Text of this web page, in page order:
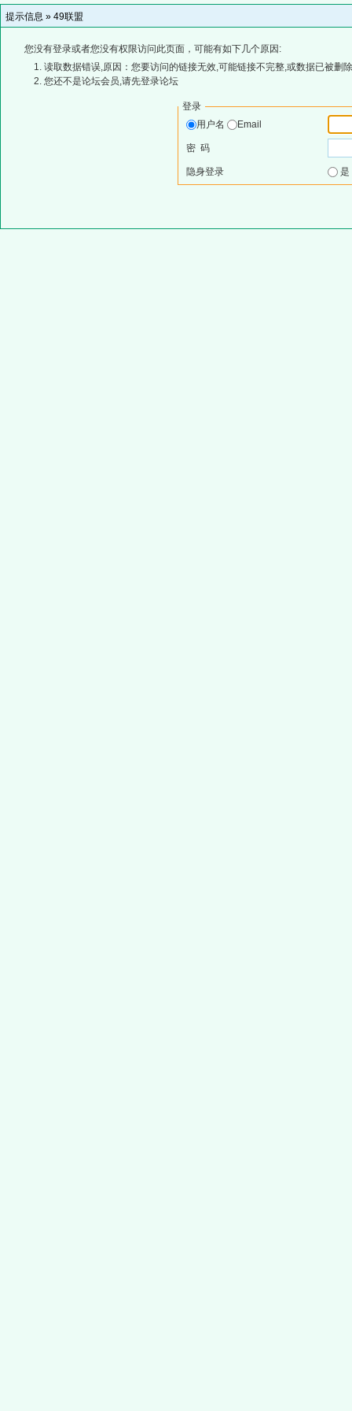
提示信息 » 49联盟
您没有登录或者您没有权限访问此页面，可能有如下几个原因:
读取数据错误,原因：您要访问的链接无效,可能链接不完整,或数据已被删
您还不是论坛会员,请先登录论坛
登录
用户名
Email
密 码
隐身登录